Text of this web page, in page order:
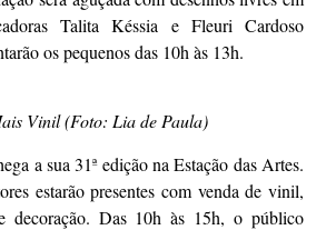
Talita Késsia e Fleuri Cardoso
os pequenos das 10h às 13h.
Vinil (Foto: Lia de Paula)
a sua 31ª edição na Estação das Artes.
estarão presentes com venda de vinil,
decoração. Das 10h às 15h, o público